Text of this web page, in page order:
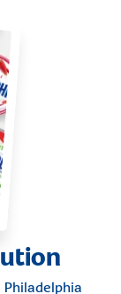
Philadelphia